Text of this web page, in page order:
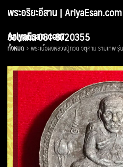
พระอริยะอีสาน |
ขอนแก่น 081-8720355
AriyaEsan.com
ทั้งหมด พระเนื้อผงหลวงปู่ทวด จตุคาม รามเทพ